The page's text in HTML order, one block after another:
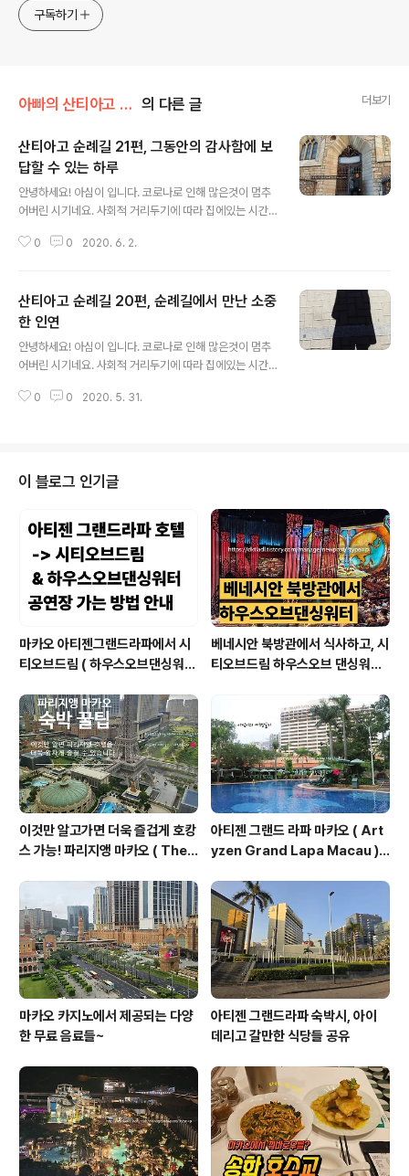
구독하기
아빠의 산티아고 순례길 의 다른 글 더보기
산티아고 순례길 21편, 그동안의 감사함에 보
답할 수 있는 하루
안녕하세요! 아심이 입니다. 코로나로 인해 많은것이 멈추
어버린 시기네요. 사회적 거리두기에 따라 집에있는 시간
산티아고 순례기를 인터넷에 정리하는 시간을 가져보려 합
어보시는 분들이 종종 계시곤 했어요. 당시 산티아고를 걸
으시며 아빠가 직접 작성하셨던 일기를 공유해 보고자 오
랜만의 아빠의 산티아고 순례길 코너에 글을 다시 작성하
게 되었습니다. 코로나의 빠른 종식과 모든이들의 건강! 그
해 기도합니다. Buen Camino 만시야 데 라스 물라스에
0 0 2020. 6. 2.
산티아고 순례길 20편, 순례길에서 만난 소중
한 인연
안녕하세요! 아심이 입니다. 코로나로 인해 많은것이 멈추
어버린 시기네요. 사회적 거리두기에 따라 집에있는 시간
산티아고 순례기를 인터넷에 정리하는 시간을 가져보려 합
으시며 아빠가 직접 작성하셨던 일기를 공유해 보고자 오
랜만의 아빠의 산티아고 순례길 코너에 글을 다시 작성하
게 되었습니다. 코로나의 빠른 종식과 모든이들의 건강! 그
리고 앞으로 산티아고 순례길을 걷게 되실 그 누군가를 위
해 기도합니다. Buen Camino 엘 부르고 라네로에서 만
시야 데 라스 물라스 현재까지 434 + 19 ..
0 0 2020. 5. 31.
이 블로그 인기글
마카오 아티젠그랜드라파에서 시
티오브드림 ( 하우스오브댄싱워터
더너 셔틀 타고 가는 방법 안내 ( 성
인 분들은 이렇게 이동하는 방법도
가능해요 )
베네시안 북방관에서 식사하고, 시
티오브드림 하우스오브 댄싱워터
드리는 길은 호텔 외부로 걷는 방
법임, 여름에 걷는거 비추 이유:덥
고 습해서 힘듬 )
이것만 알고가면 더욱 즐겁게 호캉
스 가능! 파리지앵 마카오 ( The
공개!
아티젠 그랜드 라파 마카오 ( Art
yzen Grand Lapa Macau )
마카오 카지노에서 제공되는 다양
한 무료 음료들~
아티젠 그랜드라파 숙박시, 아이
데리고 갈만한 식당들 공유